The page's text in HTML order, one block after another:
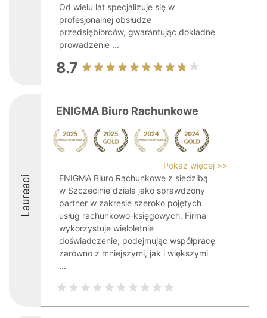
Od wielu lat specjalizuje się w
profesjonalnej obsłudze
przedsiębiorców, gwarantując dokładne
prowadzenie ...
8.7
Laureaci
ENIGMA Biuro Rachunkowe
Pokaż więcej >>
ENIGMA Biuro Rachunkowe z siedzibą
w Szczecinie działa jako sprawdzony
partner w zakresie szeroko pojętych
usług rachunkowo-księgowych. Firma
wykorzystuje wieloletnie
doświadczenie, podejmując współpracę
zarówno z mniejszymi, jak i większymi
...